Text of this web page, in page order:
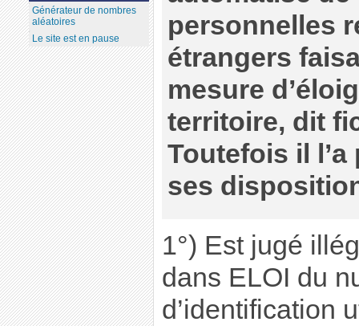
personnelles
étrangers
mesure
territoire, dit
Toutefois il
ses
1°) Est jugé
dans ELOI du
d’identification
Générateur de nombres
aléatoires
Le site est en pause